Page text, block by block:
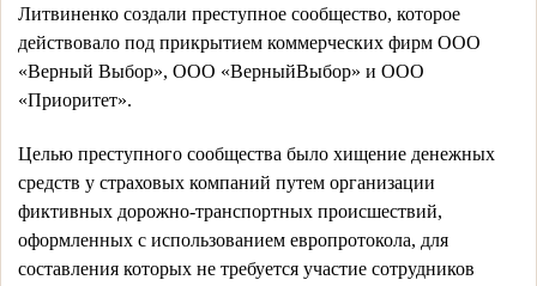
Литвиненко создали преступное сообщество, которое
действовало под прикрытием коммерческих фирм ООО
«Верный Выбор», ООО «ВерныйВыбор» и ООО
«Приоритет».
Целью преступного сообщества было хищение денежных
средств у страховых компаний путем организации
фиктивных дорожно-транспортных происшествий,
оформленных с использованием европротокола, для
составления которых не требуется участие сотрудников